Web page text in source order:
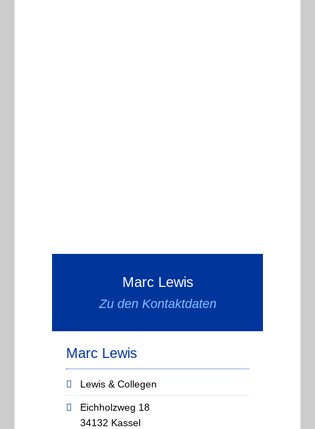
Marc Lewis
Zu den Kontaktdaten
Marc Lewis
Lewis & Collegen
Eichholzweg 18
34132 Kassel